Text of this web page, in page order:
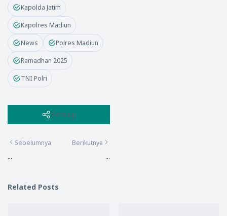
Kapolda Jatim
Kapolres Madiun
News Polres Madiun
Ramadhan 2025
TNI Polri
Berbagi
Sebelumnya
...
Berikutnya
...
Related Posts